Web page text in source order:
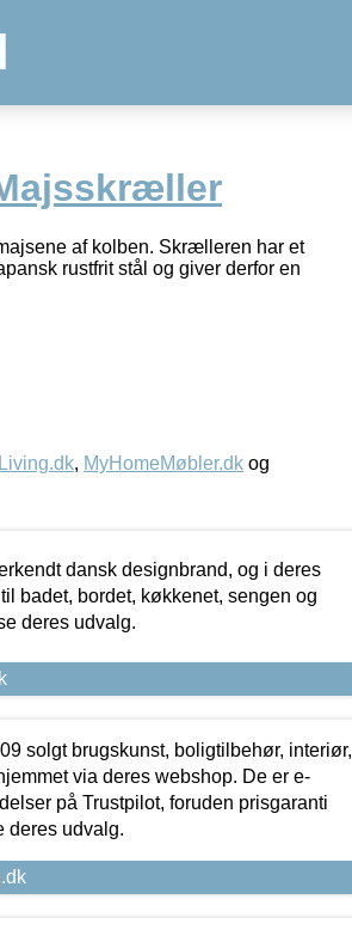
af kolben. Skrælleren har et
rustfrit stål og giver derfor en
, MyHomeMøbler.dk og
dansk designbrand, og i deres
badet, bordet, køkkenet, sengen og
deres udvalg.
solgt brugskunst, boligtilbehør, interiør,
via deres webshop. De er e-
på Trustpilot, foruden prisgaranti
deres udvalg.